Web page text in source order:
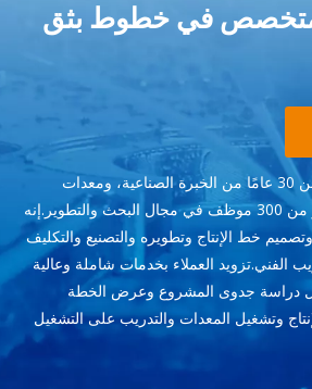
في خطوط بثق
تتمتع شركة Jwell بأكثر من 30 عامًا من الخبرة الصناعية، ومعدات
المعالجة المتقدمة، وأكثر من 300 موظف في مجال البحث والتطوير.إنه
خط الإنتاج وتطويره والتصنيع والتكليف
الفني.تزويد العملاء بخدمات شاملة وعالية
دراسة جدوى المشروع وعرض الخطة
وتشغيل المعدات والتدريب على التشغيل